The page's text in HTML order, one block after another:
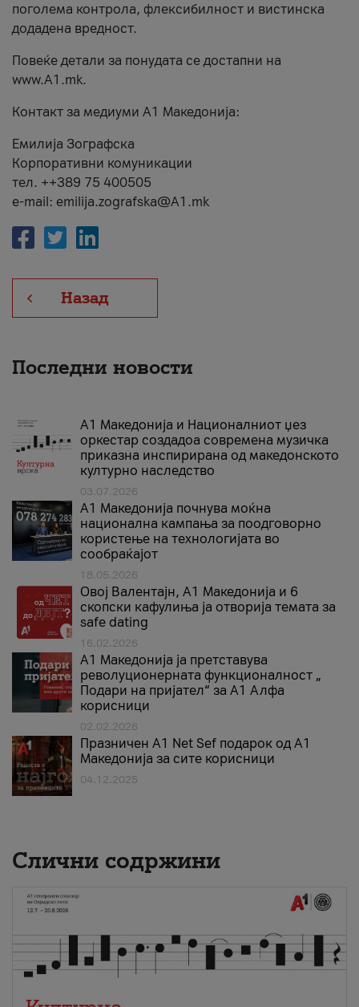
поголема контрола, флексибилност и вистинска
додадена вредност.
Повеќе детали за понудата се достапни на
www.А1.mk.
Контакт за медиуми А1 Македонија:
Емилија Зографска
Корпоративни комуникации
тел. ++389 75 400505
e-mail: emilija.zografska@A1.mk
Назад
Последни новости
А1 Македонија и Националниот џез
оркестар создадоа современа музичка
приказна инспирирана од македонското
културно наследство
03.07.2026
A1 Македонија почнува моќна
национална кампања за поодговорно
користење на технологијата во
сообраќајот
18.05.2026
Овој Валентајн, A1 Македонија и 6
скопски кафулиња ја отворија темата за
safe dating
16.02.2026
А1 Македонија ја претставува
револуционерната функционалност „
Подари на пријател“ за А1 Алфа
корисници
02.02.2026
Празничен A1 Net Sеf подарок од А1
Македонија за сите корисници
04.12.2025
Слични содржини